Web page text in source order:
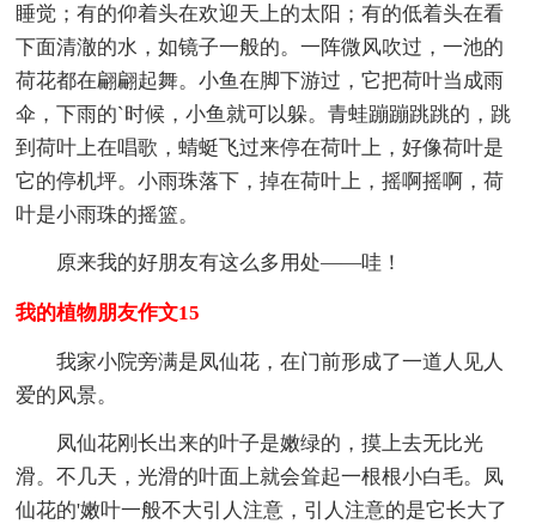
睡觉；有的仰着头在欢迎天上的太阳；有的低着头在看
下面清澈的水，如镜子一般的。一阵微风吹过，一池的
荷花都在翩翩起舞。小鱼在脚下游过，它把荷叶当成雨
伞，下雨的`时候，小鱼就可以躲。青蛙蹦蹦跳跳的，跳
到荷叶上在唱歌，蜻蜓飞过来停在荷叶上，好像荷叶是
它的停机坪。小雨珠落下，掉在荷叶上，摇啊摇啊，荷
叶是小雨珠的摇篮。
原来我的好朋友有这么多用处——哇！
我的植物朋友作文15
我家小院旁满是凤仙花，在门前形成了一道人见人
爱的风景。
凤仙花刚长出来的叶子是嫩绿的，摸上去无比光
滑。不几天，光滑的叶面上就会耸起一根根小白毛。凤
仙花的'嫩叶一般不大引人注意，引人注意的是它长大了